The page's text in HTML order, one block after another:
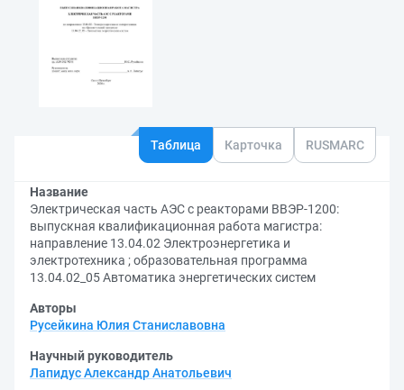
Таблица Карточка RUSMARC
Название
Электрическая часть АЭС с реакторами ВВЭР-1200:
выпускная квалификационная работа магистра:
направление 13.04.02 Электроэнергетика и
электротехника ; образовательная программа
13.04.02_05 Автоматика энергетических систем
Авторы
Русейкина Юлия Станиславовна
Научный руководитель
Лапидус Александр Анатольевич